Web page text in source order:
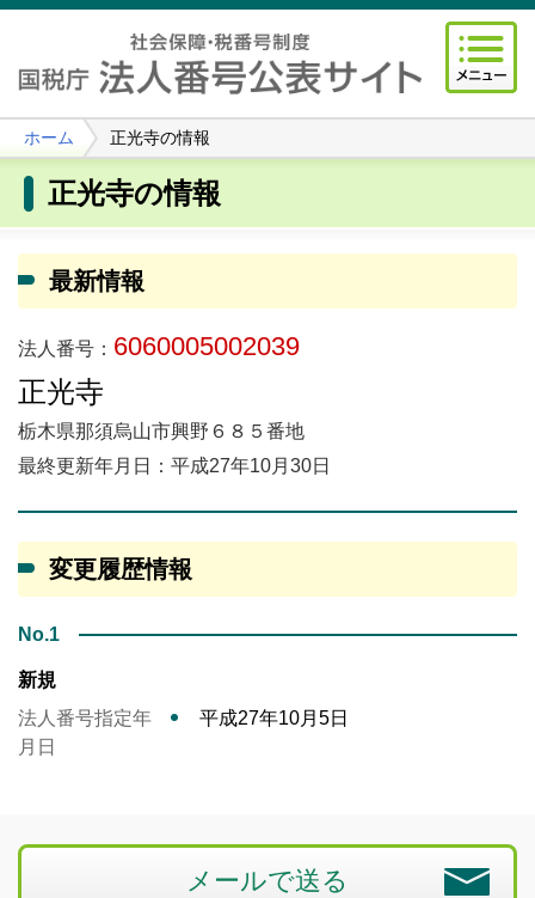
ホーム 正光寺の情報
正光寺の情報
最新情報
法人番号： 6060005002039
正光寺
栃木県那須烏山市興野６８５番地
最終更新年月日：平成27年10月30日
変更履歴情報
No.1
新規
法人番号指定年
月日
平成27年10月5日
メールで送る